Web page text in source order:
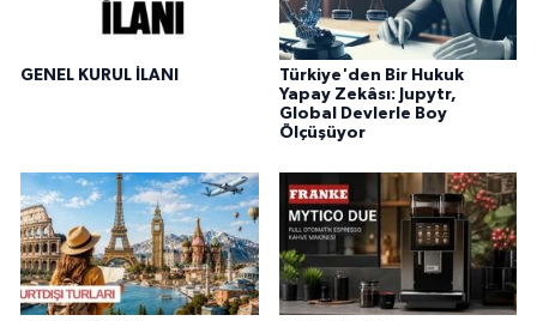
GENEL KURUL İLANI
Türkiye'den Bir Hukuk
Yapay Zekâsı: Jupytr,
Global Devlerle Boy
Ölçüşüyor